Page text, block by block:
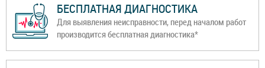
БЕСПЛАТНАЯ ДИАГНОСТИКА
Для выявления неисправности, перед началом работ
производится бесплатная диагностика*